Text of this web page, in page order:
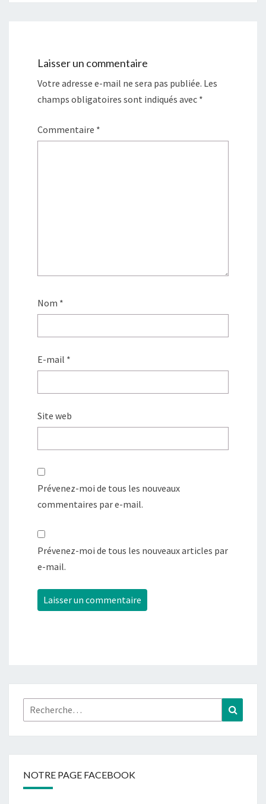
Laisser un commentaire
Votre adresse e-mail ne sera pas publiée. Les
champs obligatoires sont indiqués avec *
Commentaire *
Nom *
E-mail *
Site web
Prévenez-moi de tous les nouveaux
commentaires par e-mail.
Prévenez-moi de tous les nouveaux articles par
e-mail.
Rechercher :
NOTRE PAGE FACEBOOK